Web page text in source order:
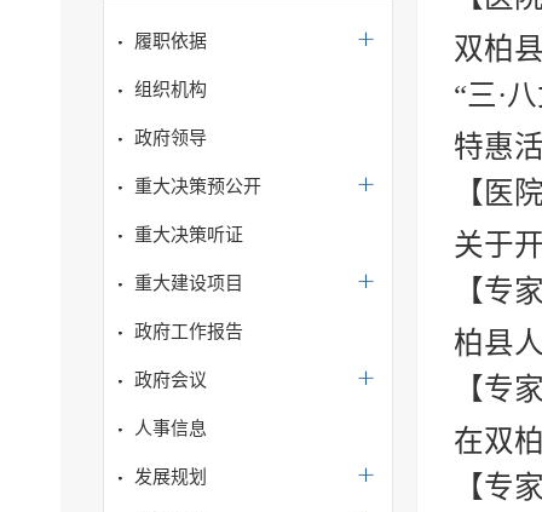
履职依据
组织机构
政府领导
重大决策预公开
重大决策听证
重大建设项目
政府工作报告
政府会议
人事信息
发展规划
双柏
“三·
特惠
【医
关于
【专
柏县
【专
在双
【专